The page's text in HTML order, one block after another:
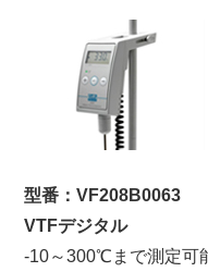
型番：VF208B0063
VTFデジタル
-10～300℃まで測定可